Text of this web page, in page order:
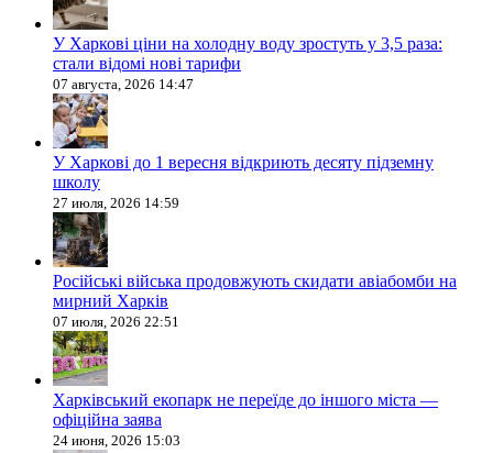
У Харкові ціни на холодну воду зростуть у 3,5 раза:
стали відомі нові тарифи
07 августа, 2026 14:47
У Харкові до 1 вересня відкриють десяту підземну
школу
27 июля, 2026 14:59
Російські війська продовжують скидати авіабомби на
мирний Харків
07 июля, 2026 22:51
Харківський екопарк не переїде до іншого міста —
офіційна заява
24 июня, 2026 15:03